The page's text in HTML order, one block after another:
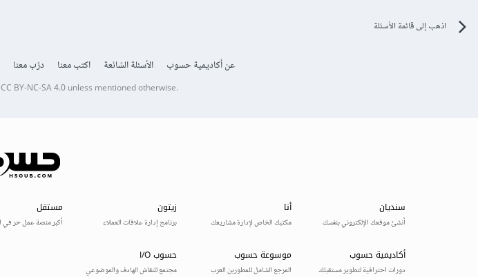
اذهب إلى قائمة الأسئلة
عن أكاديمية حسوب الأسئلة الشائعة اكتب معنا درّب معنا
CC BY-NC-SA 4.0unless mentioned otherwise.